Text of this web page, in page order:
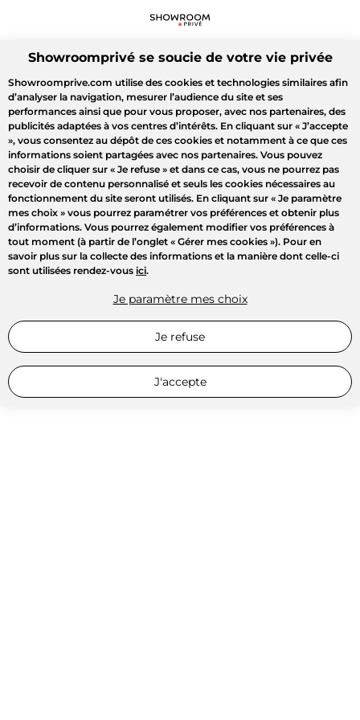
Showroomprivé se soucie de votre vie privée
Showroomprive.com utilise des cookies et technologies similaires afin
d’analyser la navigation, mesurer l’audience du site et ses
performances ainsi que pour vous proposer, avec nos partenaires, des
publicités adaptées à vos centres d’intérêts. En cliquant sur « J’accepte
», vous consentez au dépôt de ces cookies et notamment à ce que ces
informations soient partagées avec nos partenaires. Vous pouvez
choisir de cliquer sur « Je refuse » et dans ce cas, vous ne pourrez pas
recevoir de contenu personnalisé et seuls les cookies nécessaires au
fonctionnement du site seront utilisés. En cliquant sur « Je paramètre
mes choix » vous pourrez paramétrer vos préférences et obtenir plus
d’informations. Vous pourrez également modifier vos préférences à
tout moment (à partir de l’onglet « Gérer mes cookies »). Pour en
savoir plus sur la collecte des informations et la manière dont celle-ci
sont utilisées rendez-vous ici.
Je paramètre mes choix
Je refuse
J'accepte